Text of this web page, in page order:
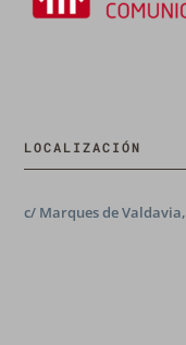
LOCALIZACIÓN
c/ Marques de